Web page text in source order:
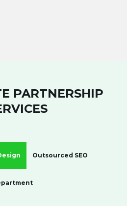
PARTNERSHIP
Outsourced SEO